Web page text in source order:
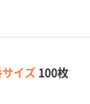
イズ 100枚